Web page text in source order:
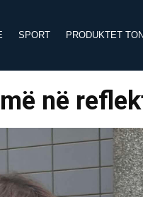
SPORT PRODUKTET
në